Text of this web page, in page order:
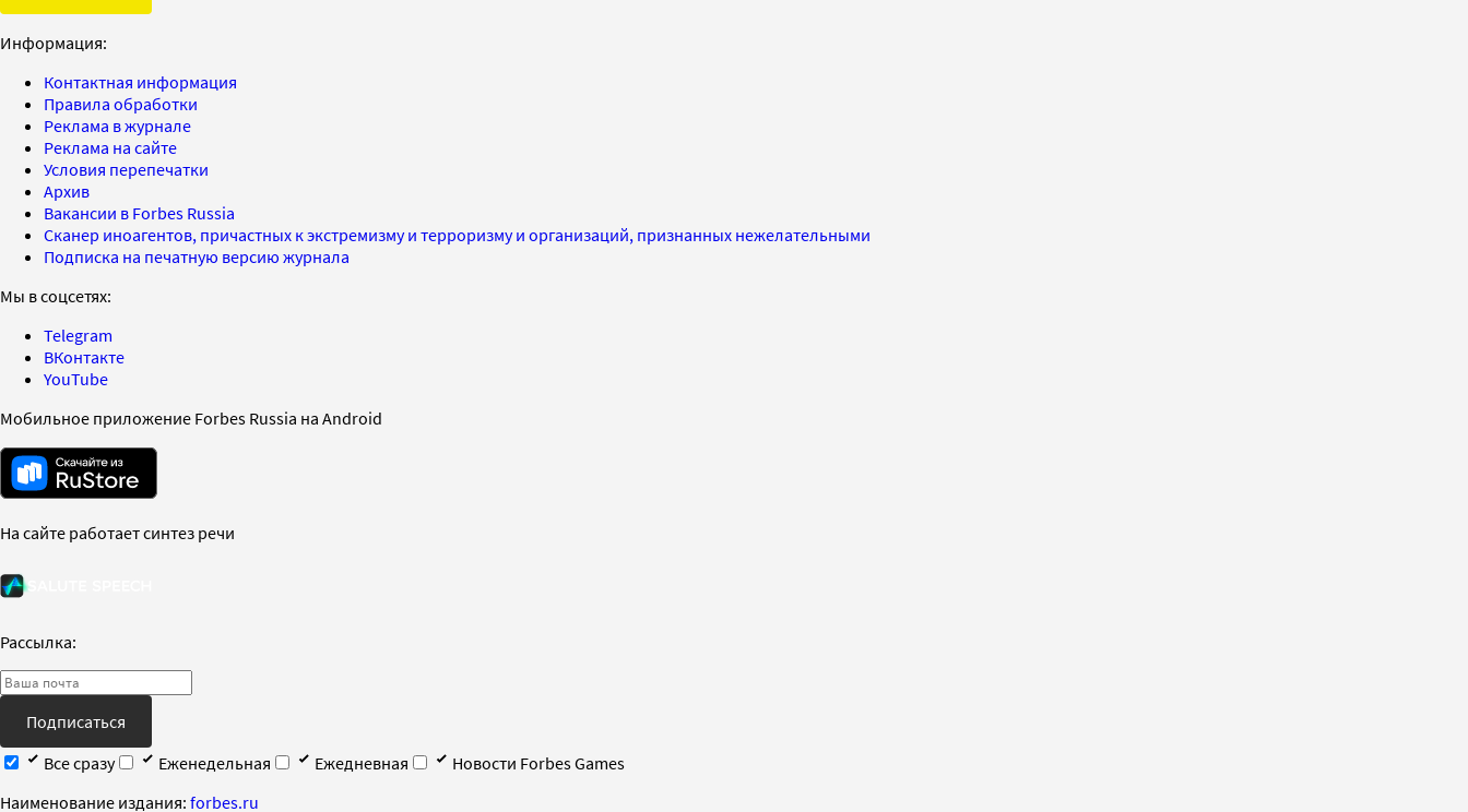
Информация:
Контактная информация
Правила обработки
Реклама в журнале
Реклама на сайте
Условия перепечатки
Архив
Вакансии в Forbes Russia
Сканер иноагентов, причастных к экстремизму и терроризму и организаций, признанных нежелательными
Подписка на печатную версию журнала
Мы в соцсетях:
Telegram
ВКонтакте
YouTube
Мобильное приложение Forbes Russia на Android
На сайте работает синтез речи
Рассылка:
Подписаться
Все сразу
Еженедельная Ежедневная
Новости Forbes Games
Наименование издания: forbes.ru